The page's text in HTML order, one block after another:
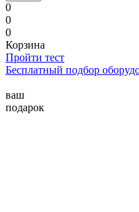
0
0
0
Корзина
Пройти тест
Бесплатный подбор
ваш
подарок